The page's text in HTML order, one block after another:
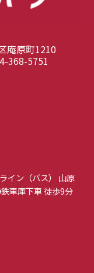
庵原町1210
368-5751
イン（バス） 山原
車庫下車 徒歩9分